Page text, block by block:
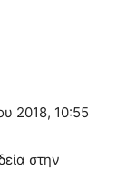
2018, 10:55
στην